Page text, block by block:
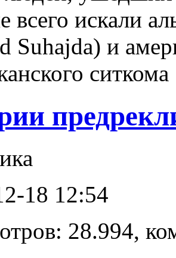
всего искали
Suhajda) и
18 12:54
28.994,